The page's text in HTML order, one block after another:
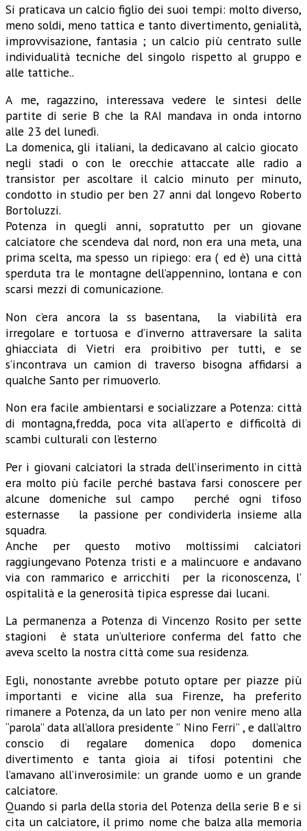
Si praticava un calcio figlio dei suoi tempi: molto diverso,
meno soldi, meno tattica e tanto divertimento, genialità,
improvvisazione, fantasia ; un calcio più centrato sulle
individualità tecniche del singolo rispetto al gruppo e
alle tattiche..
A me, ragazzino, interessava vedere le sintesi delle
partite di serie B che la RAI mandava in onda intorno
alle 23 del lunedì.
La domenica, gli italiani, la dedicavano al calcio giocato
negli stadi o con le orecchie attaccate alle radio a
transistor per ascoltare il calcio minuto per minuto,
condotto in studio per ben 27 anni dal longevo Roberto
Bortoluzzi.
Potenza in quegli anni, sopratutto per un giovane
calciatore che scendeva dal nord, non era una meta, una
prima scelta, ma spesso un ripiego: era ( ed è) una città
sperduta tra le montagne dell’appennino, lontana e con
scarsi mezzi di comunicazione.
Non c’era ancora la ss basentana, la viabilità era
irregolare e tortuosa e d’inverno attraversare la salita
ghiacciata di Vietri era proibitivo per tutti, e se
s’incontrava un camion di traverso bisogna affidarsi a
qualche Santo per rimuoverlo.
Non era facile ambientarsi e socializzare a Potenza: città
di montagna,fredda, poca vita all’aperto e difficoltà di
scambi culturali con l’esterno
Per i giovani calciatori la strada dell’inserimento in città
era molto più facile perché bastava farsi conoscere per
alcune domeniche sul campo perché ogni tifoso
esternasse la passione per condividerla insieme alla
squadra.
Anche per questo motivo moltissimi calciatori
raggiungevano Potenza tristi e a malincuore e andavano
via con rammarico e arricchiti per la riconoscenza, l’
ospitalità e la generosità tipica espresse dai lucani.
La permanenza a Potenza di Vincenzo Rosito per sette
stagioni è stata un’ulteriore conferma del fatto che
aveva scelto la nostra città come sua residenza.
Egli, nonostante avrebbe potuto optare per piazze più
importanti e vicine alla sua Firenze, ha preferito
rimanere a Potenza, da un lato per non venire meno alla
“parola” data all’allora presidente ” Nino Ferri” , e dall’altro
conscio di regalare domenica dopo domenica
divertimento e tanta gioia ai tifosi potentini che
l’amavano all’inverosimile: un grande uomo e un grande
calciatore.
Quando si parla della storia del Potenza della serie B e si
cita un calciatore, il primo nome che balza alla memoria